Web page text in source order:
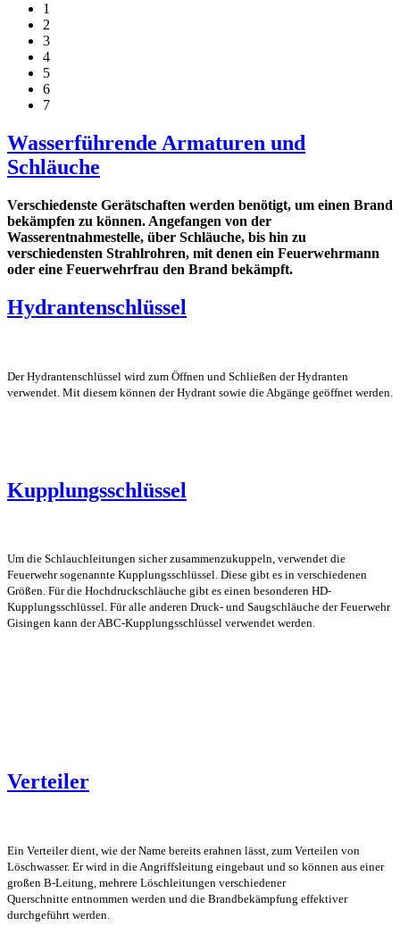
1
2
3
4
5
6
7
Wasserführende Armaturen und
Schläuche
Verschiedenste Gerätschaften werden benötigt, um einen Brand
bekämpfen zu können. Angefangen von der
Wasserentnahmestelle, über Schläuche, bis hin zu
verschiedensten Strahlrohren, mit denen ein Feuerwehrmann
oder eine Feuerwehrfrau den Brand bekämpft.
Hydrantenschlüssel
Der Hydrantenschlüssel wird zum Öffnen und Schließen der Hydranten
verwendet. Mit diesem können der Hydrant sowie die Abgänge geöffnet werden.
Kupplungsschlüssel
Um die Schlauchleitungen sicher zusammenzukuppeln, verwendet die
Feuerwehr sogenannte Kupplungsschlüssel. Diese gibt es in verschiedenen
Größen. Für die Hochdruckschläuche gibt es einen besonderen HD-
Kupplungsschlüssel. Für alle anderen Druck- und Saugschläuche der Feuerwehr
Gisingen kann der ABC-Kupplungsschlüssel verwendet werden.
Verteiler
Ein Verteiler dient, wie der Name bereits erahnen lässt, zum Verteilen von
Löschwasser. Er wird in die Angriffsleitung eingebaut und so können aus einer
großen B-Leitung, mehrere Löschleitungen verschiedener
Querschnitte entnommen werden und die Brandbekämpfung effektiver
durchgeführt werden.